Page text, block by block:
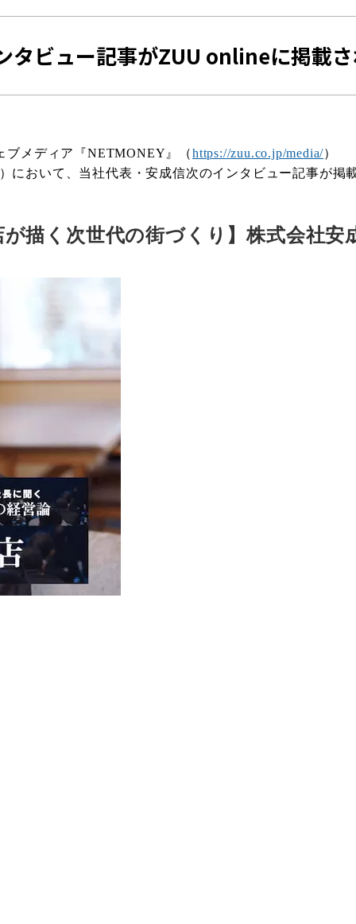
タビュー記事がZUU onlineに掲載
ブメディア『NETMONEY』（https://zuu.co.jp/media/）
において、当社代表・安成信次のインタビュー記事が掲
描く次世代の街づくり】株式会社安